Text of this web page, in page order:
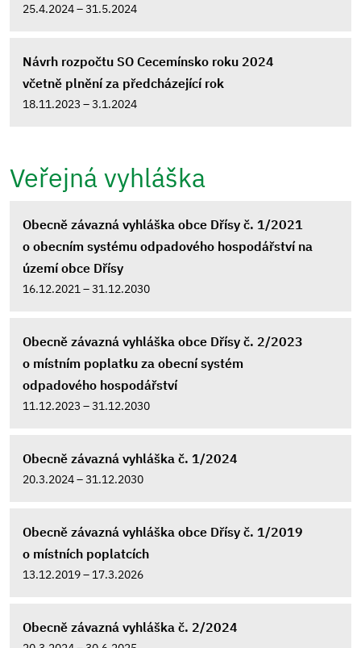
25.4.2024 – 31.5.2024
Návrh rozpočtu SO Cecemínsko roku 2024
včetně plnění za předcházející rok
18.11.2023 – 3.1.2024
Veřejná vyhláška
Obecně závazná vyhláška obce Dřísy č. 1/2021
o obecním systému odpadového hospodářství na
území obce Dřísy
16.12.2021 – 31.12.2030
Obecně závazná vyhláška obce Dřísy č. 2/2023
o místním poplatku za obecní systém
odpadového hospodářství
11.12.2023 – 31.12.2030
Obecně závazná vyhláška č. 1/2024
20.3.2024 – 31.12.2030
Obecně závazná vyhláška obce Dřísy č. 1/2019
o místních poplatcích
13.12.2019 – 17.3.2026
Obecně závazná vyhláška č. 2/2024